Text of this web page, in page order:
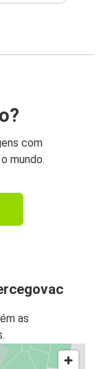
com
mundo.
as